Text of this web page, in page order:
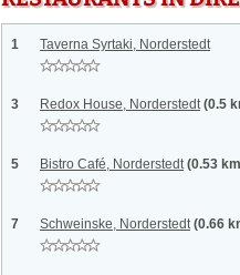
1 Taverna Syrtaki, Norderstedt
3 Redox House, Norderstedt (0.5
5 Bistro Café, Norderstedt (0.53
7 Schweinske, Norderstedt (0.66